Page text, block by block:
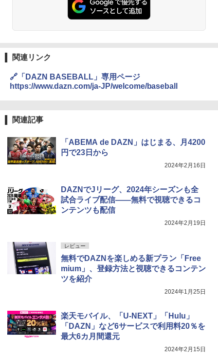
関連リンク
🔗「DAZN BASEBALL」専用ページ
https://www.dazn.com/ja-JP/welcome/baseball
関連記事
「ABEMA de DAZN」はじまる、月4200
円で23日から
2024年2月16日
DAZNでJリーグ、2024年シーズンも全
試合ライブ配信――無料で視聴できるコ
ンテンツも配信
2024年2月19日
レビュー
無料でDAZNを楽しめる新プラン「Free
mium」、登録方法と視聴できるコンテン
ツを紹介
2024年1月25日
楽天モバイル、「U-NEXT」「Hulu」
「DAZN」など6サービスで利用料20％を
最大6カ月間還元
2024年2月15日